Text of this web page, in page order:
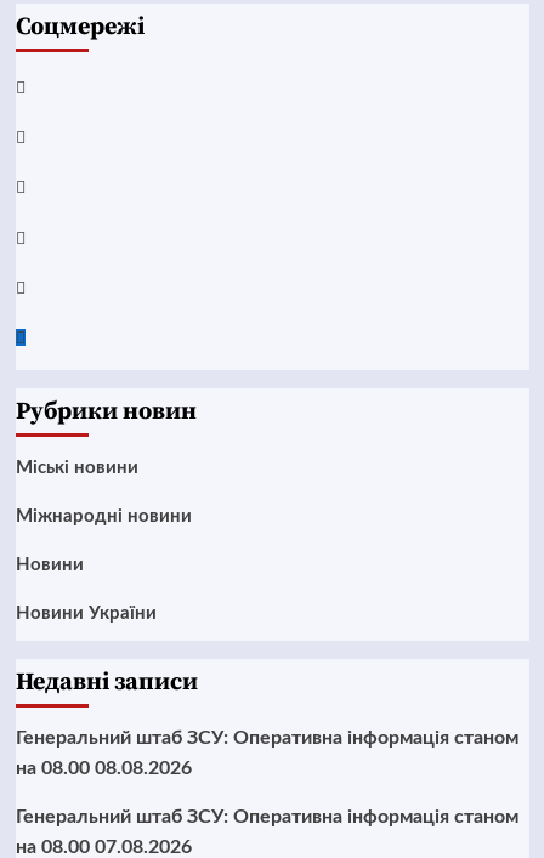
Соцмережі
Facebook
YouTube
Telegram
Instagram
Twitter
Google
Рубрики новин
Mіські новини
Міжнародні новини
Новини
Новини України
Недавні записи
Генеральний штаб ЗСУ: Оперативна інформація станом
на 08.00 08.08.2026
Генеральний штаб ЗСУ: Оперативна інформація станом
на 08.00 07.08.2026